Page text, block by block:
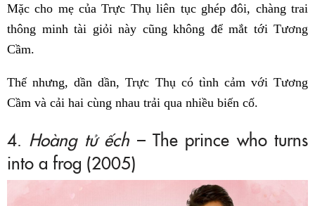
Mặc cho mẹ của Trực Thụ liên tục ghép đôi, chàng trai
thông minh tài giỏi này cũng không để mắt tới Tương
Cầm.
Thế nhưng, dần dần, Trực Thụ có tình cảm với Tương
Cầm và cải hai cùng nhau trải qua nhiều biến cố.
4. Hoàng tử ếch – The prince who turns
into a frog (2005)